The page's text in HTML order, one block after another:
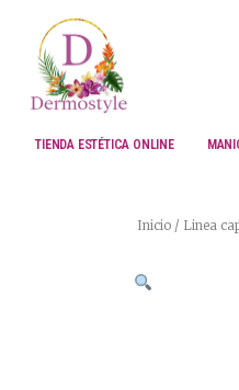
contenido
TIENDA ESTÉTICA ONLINE
Inicio / Linea